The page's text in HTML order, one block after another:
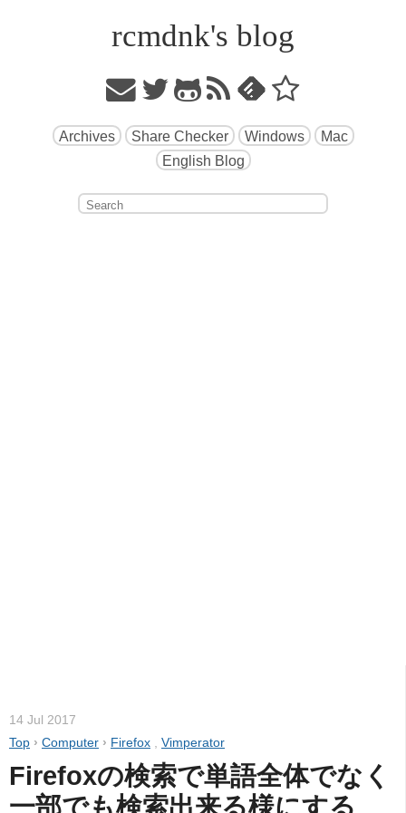
rcmdnk's blog
Archives Share Checker Windows
Mac
English Blog
14 Jul 2017
Top › Computer › Firefox Vimperator
Firefoxの検索で単語全体でなく
一部でも検索出来る様にする